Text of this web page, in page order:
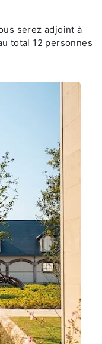
serez adjoint à
total 12 personnes